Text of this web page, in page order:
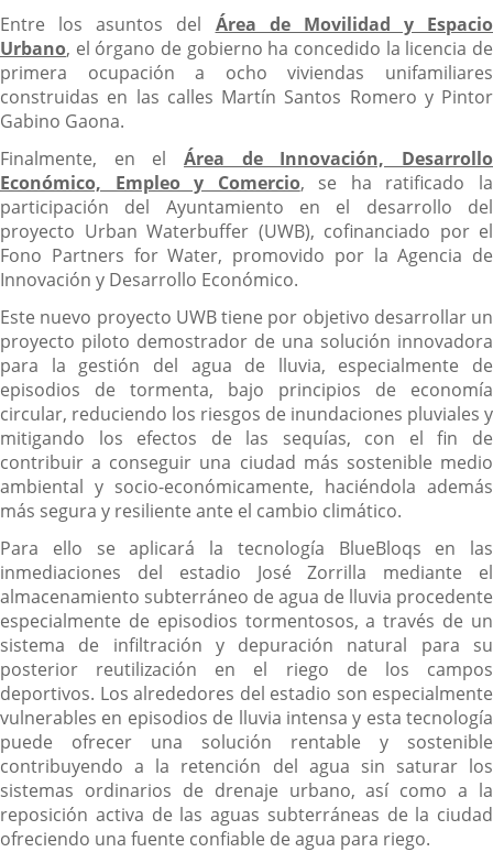
Entre los asuntos del Área de Movilidad y Espacio
Urbano, el órgano de gobierno ha concedido la licencia de
primera ocupación a ocho viviendas unifamiliares
construidas en las calles Martín Santos Romero y Pintor
Gabino Gaona.
Finalmente, en el Área de Innovación, Desarrollo
Económico, Empleo y Comercio, se ha ratificado la
participación del Ayuntamiento en el desarrollo del
proyecto Urban Waterbuffer (UWB), cofinanciado por el
Fono Partners for Water, promovido por la Agencia de
Innovación y Desarrollo Económico.
Este nuevo proyecto UWB tiene por objetivo desarrollar un
proyecto piloto demostrador de una solución innovadora
para la gestión del agua de lluvia, especialmente de
episodios de tormenta, bajo principios de economía
circular, reduciendo los riesgos de inundaciones pluviales y
mitigando los efectos de las sequías, con el fin de
contribuir a conseguir una ciudad más sostenible medio
ambiental y socio-económicamente, haciéndola además
más segura y resiliente ante el cambio climático.
Para ello se aplicará la tecnología BlueBloqs en las
inmediaciones del estadio José Zorrilla mediante el
almacenamiento subterráneo de agua de lluvia procedente
especialmente de episodios tormentosos, a través de un
sistema de infiltración y depuración natural para su
posterior reutilización en el riego de los campos
deportivos. Los alrededores del estadio son especialmente
vulnerables en episodios de lluvia intensa y esta tecnología
puede ofrecer una solución rentable y sostenible
contribuyendo a la retención del agua sin saturar los
sistemas ordinarios de drenaje urbano, así como a la
reposición activa de las aguas subterráneas de la ciudad
ofreciendo una fuente confiable de agua para riego.